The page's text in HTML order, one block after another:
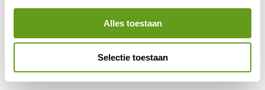
Alles toestaan
Selectie toestaan